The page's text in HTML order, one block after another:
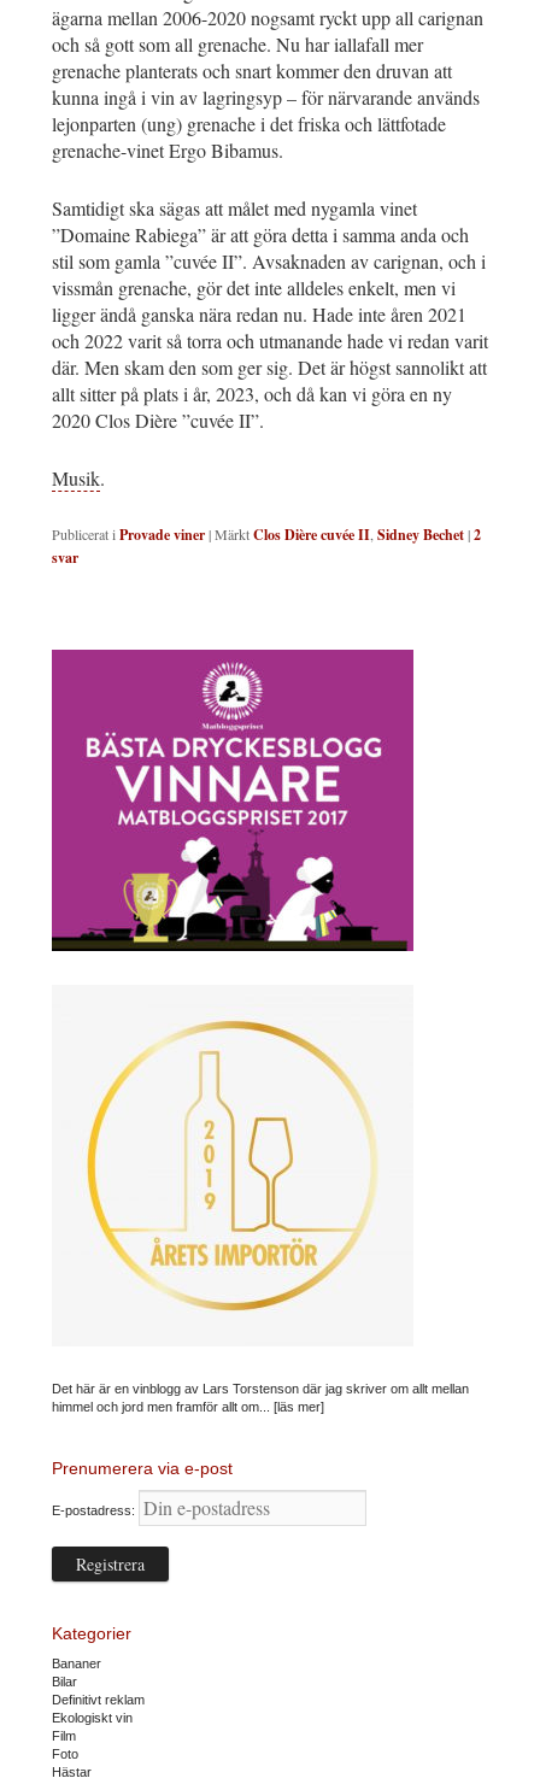
ägarna mellan 2006-2020 nogsamt ryckt upp all carignan
och så gott som all grenache. Nu har iallafall mer
grenache planterats och snart kommer den druvan att
kunna ingå i vin av lagringsyp – för närvarande används
lejonparten (ung) grenache i det friska och lättfotade
grenache-vinet Ergo Bibamus.
Samtidigt ska sägas att målet med nygamla vinet
”Domaine Rabiega” är att göra detta i samma anda och
stil som gamla ”cuvée II”. Avsaknaden av carignan, och i
vissmån grenache, gör det inte alldeles enkelt, men vi
ligger ändå ganska nära redan nu. Hade inte åren 2021
och 2022 varit så torra och utmanande hade vi redan varit
där. Men skam den som ger sig. Det är högst sannolikt att
allt sitter på plats i år, 2023, och då kan vi göra en ny
2020 Clos Dière ”cuvée II”.
Musik.
Publicerat i Provade viner|MärktClos Dière cuvée II Sidney Bechet|2
svar
Det här är en vinblogg av Lars Torstenson där jag skriver om allt mellan
himmel och jord men framför allt om... [läs mer]
Prenumerera via e-post
E-postadress:
Kategorier
Bananer
Bilar
Definitivt reklam
Ekologiskt vin
Film
Foto
Hästar